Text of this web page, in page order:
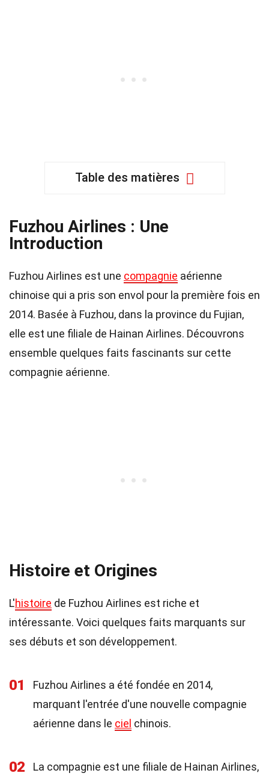
Table des matières
Fuzhou Airlines : Une
Introduction
Fuzhou Airlines est une compagnie aérienne
chinoise qui a pris son envol pour la première fois en
2014. Basée à Fuzhou, dans la province du Fujian,
elle est une filiale de Hainan Airlines. Découvrons
ensemble quelques faits fascinants sur cette
compagnie aérienne.
Histoire et Origines
L'histoire de Fuzhou Airlines est riche et
intéressante. Voici quelques faits marquants sur
ses débuts et son développement.
01
Fuzhou Airlines a été fondée en 2014,
marquant l'entrée d'une nouvelle compagnie
aérienne dans le ciel chinois.
02
La compagnie est une filiale de Hainan Airlines,